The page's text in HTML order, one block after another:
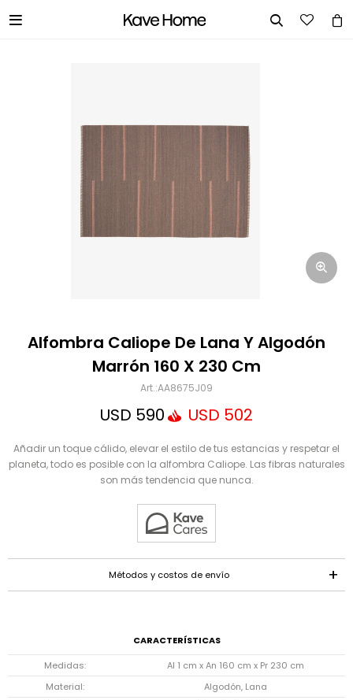
 
Alfombra Caliope De Lana Y Algodón
Marrón 160 X 230 Cm
AA8675J09
USD 590 USD 502
Añadir un toque cálido, elevar el estilo de tus estancias y respetar el
planeta, todo es posible con la alfombra Caliope. Las fibras naturales
son más tendencia que nunca.
Métodos y costos de envío
CARACTERÍSTICAS
Medidas
Al 1 cm x An 160 cm x Pr 230 cm
Material
Algodón, Lana
Correo electrónico